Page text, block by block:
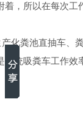
，所以在每次
化粪池直抽车、
统吸粪车工作效